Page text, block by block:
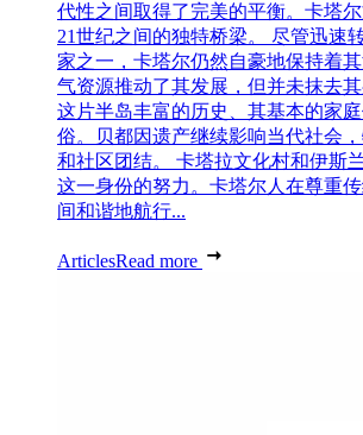
代性之间取得了完美的平衡。卡塔
21世纪之间的独特桥梁。 尽管迅速
家之一，卡塔尔仍然自豪地保持着
气资源推动了其发展，但并未抹去
这片半岛丰富的历史、其基本的家
俗。贝都因遗产继续影响当代社会
和社区团结。 卡塔拉文化村和伊斯
这一身份的努力。卡塔尔人在尊重
间和谐地航行...
ArticlesRead more